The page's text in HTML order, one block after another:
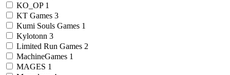
KO_OP 1
KT Games 3
Kumi Souls Games 1
Kylotonn 3
Limited Run Games 2
MachineGames 1
MAGES 1